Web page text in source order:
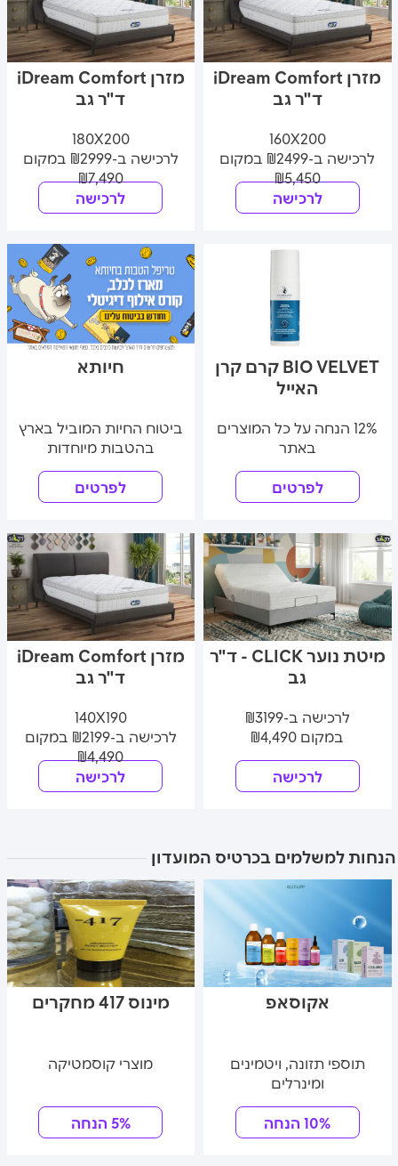
מזרן iDream Comfort
ד"ר גב
180X200
לרכישה ב-₪2999 במקום
₪7,490
לרכישה
מזרן iDream Comfort
ד"ר גב
160X200
לרכישה ב-₪2499 במקום
₪5,450
לרכישה
חיותא
ביטוח החיות המוביל בארץ
בהטבות מיוחדות
לפרטים
BIO VELVET קרם קרן
האייל
12% הנחה על כל המוצרים
באתר
לפרטים
מזרן iDream Comfort
ד"ר גב
140X190
לרכישה ב-₪2199 במקום
₪4,490
לרכישה
מיטת נוער CLICK - ד"ר
גב
לרכישה ב-₪3199
במקום ₪4,490
לרכישה
הנחות למשלמים בכרטיס המועדון
מינוס 417 מחקרים
מוצרי קוסמטיקה
5% הנחה
אקוסאפ
תוספי תזונה, ויטמינים
ומינרלים
10% הנחה